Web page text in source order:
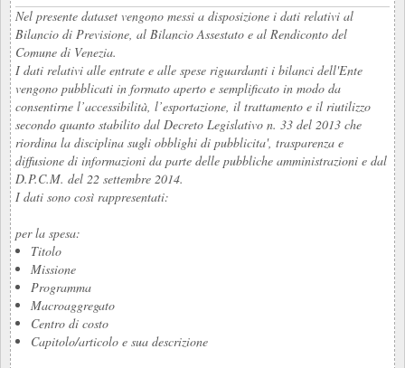
Nel presente dataset vengono messi a disposizione i dati relativi al
Bilancio di Previsione, al Bilancio Assestato e al Rendiconto del
Comune di Venezia.
I dati relativi alle entrate e alle spese riguardanti i bilanci dell'Ente
vengono pubblicati in formato aperto e semplificato in modo da
consentirne l’accessibilità, l’esportazione, il trattamento e il riutilizzo
secondo quanto stabilito dal Decreto Legislativo n. 33 del 2013 che
riordina la disciplina sugli obblighi di pubblicita', trasparenza e
diffusione di informazioni da parte delle pubbliche amministrazioni e dal
D.P.C.M. del 22 settembre 2014.
I dati sono così rappresentati:
per la spesa:
Titolo
Missione
Programma
Macroaggregato
Centro di costo
Capitolo/articolo e sua descrizione